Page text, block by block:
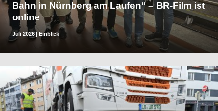
Bahn in Nürnberg am Laufen“ – BR-Film ist
online
Juli 2026 | Einblick